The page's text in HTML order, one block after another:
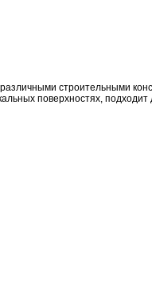
строительными
поверхностях,